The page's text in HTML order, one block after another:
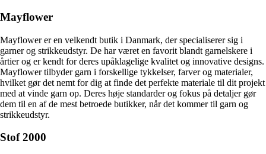
Mayflower
Mayflower er en velkendt butik i Danmark, der specialiserer sig i
garner og strikkeudstyr. De har været en favorit blandt garnelskere i
årtier og er kendt for deres upåklagelige kvalitet og innovative designs.
Mayflower tilbyder garn i forskellige tykkelser, farver og materialer,
hvilket gør det nemt for dig at finde det perfekte materiale til dit projekt
med at vinde garn op. Deres høje standarder og fokus på detaljer gør
dem til en af de mest betroede butikker, når det kommer til garn og
strikkeudstyr.
Stof 2000